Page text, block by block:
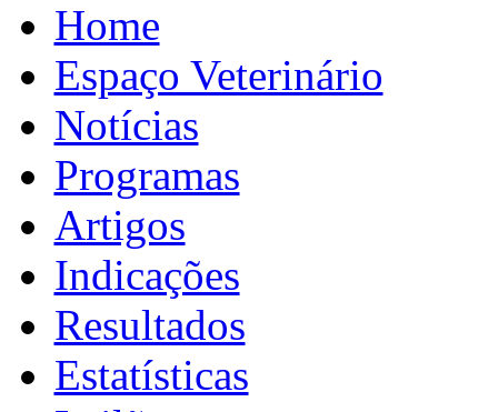
Home
Espaço Veterinário
Notícias
Programas
Artigos
Indicações
Resultados
Estatísticas